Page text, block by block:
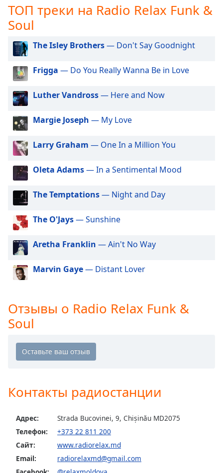
Beginning
dialog
window.
cancel
and
close
window.
Text
Opacity
Background
Color
Opacity
Area
Background
Opacity
Font
Edge
Radio Relax VinoPizza
Radio Relax Arena
ТОП треки на Radio Relax Funk &
Soul
The Isley Brothers— Don't Say Goodnight
Frigga — Do You Really Wanna Be in Love
Luther Vandross— Here and Now
Margie Joseph — My Love
Larry Graham — One In a Million You
Oleta Adams— In a Sentimental Mood
The Temptations— Night and Day
The O'Jays— Sunshine
Aretha Franklin — Ain't No Way
Marvin Gaye— Distant Lover
Отзывы о Radio Relax Funk &
Soul
Контакты радиостанции
Адрес:
Strada Bucovinei, 9, Chișinău MD2075
Телефон:
+373 22 811 200
Сайт:
www.radiorelax.md
Email:
radiorelaxmd@gmail.com